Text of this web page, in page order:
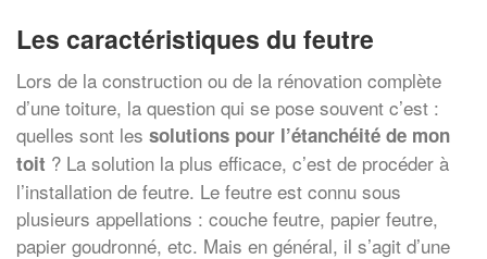
Les caractéristiques du feutre
Lors de la construction ou de la rénovation complète
d’une toiture, la question qui se pose souvent c’est :
quelles sont les solutions pour l’étanchéité de mon
toit ? La solution la plus efficace, c’est de procéder à
l’installation de feutre. Le feutre est connu sous
plusieurs appellations : couche feutre, papier feutre,
papier goudronné, etc. Mais en général, il s’agit d’une